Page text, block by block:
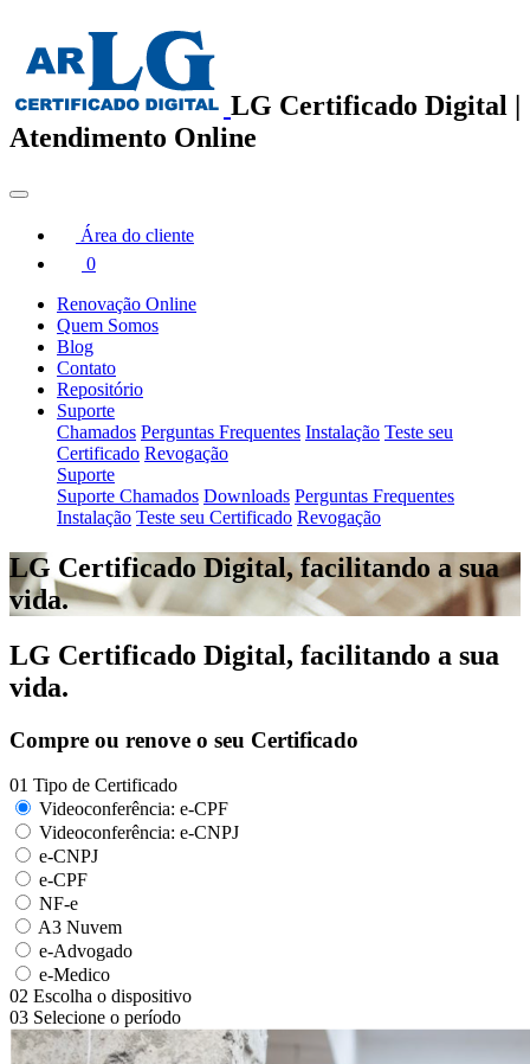
LG Certificado Digital |
Atendimento Online
Área do cliente
0
Renovação Online
Quem Somos
Blog
Contato
Repositório
Suporte
Chamados Perguntas Frequentes Instalação Teste seu
Certificado Revogação
Suporte
Suporte Chamados Downloads Perguntas Frequentes
Instalação Teste seu Certificado Revogação
LG Certificado Digital, facilitando a sua
vida.
LG Certificado Digital, facilitando a sua
vida.
Compre ou renove o seu Certificado
01 Tipo de Certificado
Videoconferência: e-CPF
Videoconferência: e-CNPJ
e-CNPJ
e-CPF
NF-e
A3 Nuvem
e-Advogado
e-Medico
02 Escolha o dispositivo
03 Selecione o período